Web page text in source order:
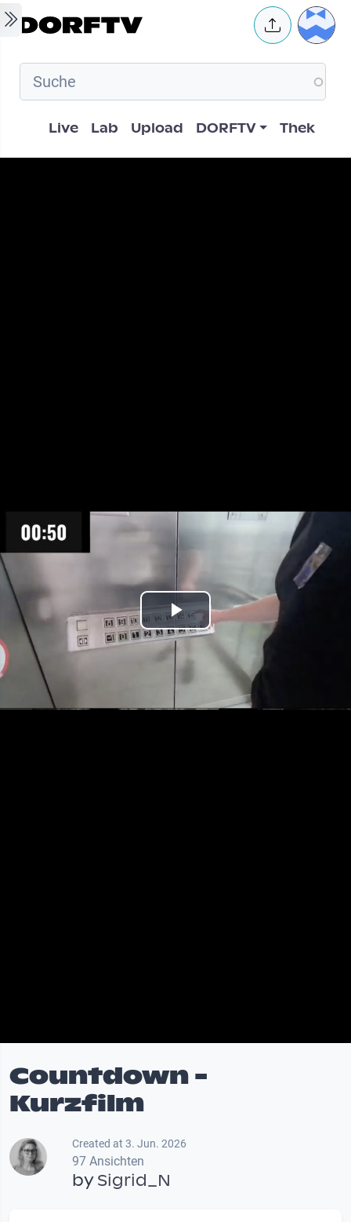
Skip to main content User
Hauptnavigation
Live Lab Upload DORFTV Thek
Play
Video
Countdown -
Kurzfilm
Created at 3. Jun. 2026
97 Ansichten
bySigrid_N